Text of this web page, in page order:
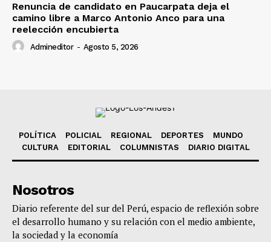
Renuncia de candidato en Paucarpata deja el
camino libre a Marco Antonio Anco para una
reelección encubierta
Admineditor - Agosto 5, 2026
POLÍTICA POLICIAL REGIONAL DEPORTES
MUNDO
CULTURA
EDITORIAL COLUMNISTAS DIARIO DIGITAL
Nosotros
Diario referente del sur del Perú, espacio de reflexión sobre
el desarrollo humano y su relación con el medio ambiente,
la sociedad y la economía